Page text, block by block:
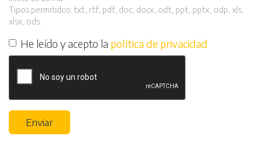
Tipos permitidos: txt, rtf, pdf, doc, docx, odt, ppt, pptx, odp, xls,
xlsx, ods.
He leído y acepto la política de privacidad
Enviar